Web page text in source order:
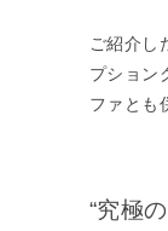
ご紹介し
プション
ファとも
“究極